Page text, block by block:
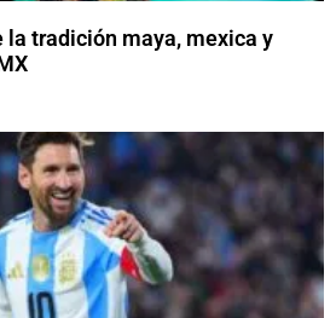
la tradición maya, mexica y